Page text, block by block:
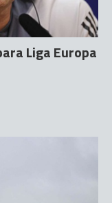
Liga Europa